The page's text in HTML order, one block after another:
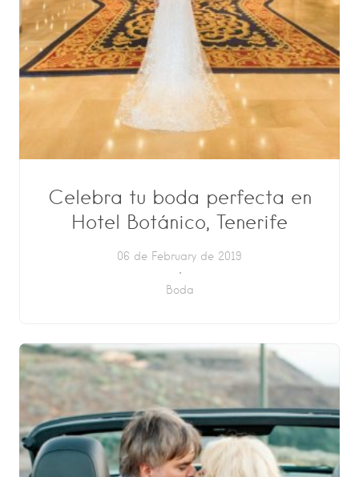
Celebra tu boda perfecta en
Hotel Botánico, Tenerife
06 de February de 2019
Boda